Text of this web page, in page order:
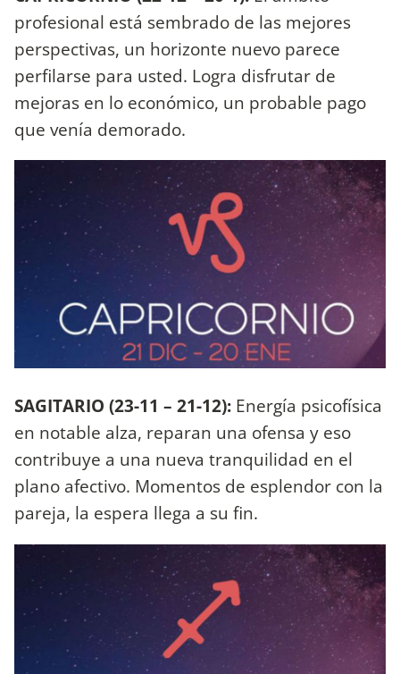
profesional está sembrado de las mejores
perspectivas, un horizonte nuevo parece
perfilarse para usted. Logra disfrutar de
mejoras en lo económico, un probable pago
que venía demorado.
SAGITARIO (23-11 – 21-12): Energía psicofísica
en notable alza, reparan una ofensa y eso
contribuye a una nueva tranquilidad en el
plano afectivo. Momentos de esplendor con la
pareja, la espera llega a su fin.